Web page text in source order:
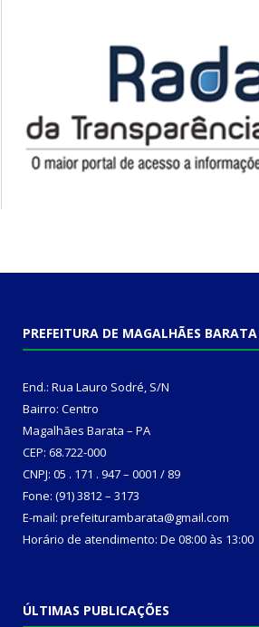
PREFEITURA DE MAGALHÃES BARATA
End.: Rua Lauro Sodré, S/N
Bairro: Centro
Magalhães Barata – PA
CEP: 68.722-000
CNPJ: 05 . 171 . 947 – 0001 / 89
Fone: (91) 3812 – 3173
E-mail: prefeiturambarata@gmail.com
Horário de atendimento: De 08:00 às 13:00
ÚLTIMAS PUBLICAÇÕES